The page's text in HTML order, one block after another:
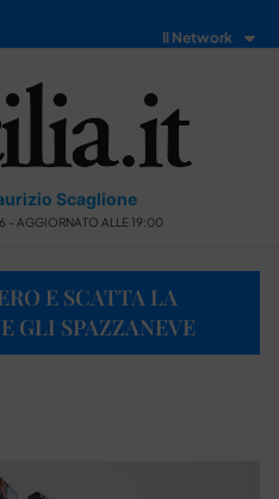
Il Network
Scaglione
- AGGIORNATO ALLE 19:00
E SCATTA LA
GLI SPAZZANEVE